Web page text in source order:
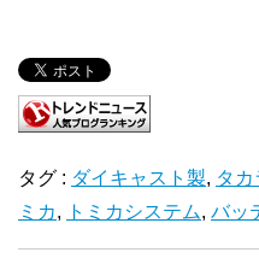
タグ : ダイキャスト製, タ
ミカ, トミカシステム, バッ